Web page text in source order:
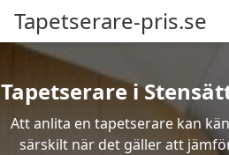
Tapetserare-pris.se
Tapetserare i
Att anlita en tapetserare kan
särskilt när det gäller att